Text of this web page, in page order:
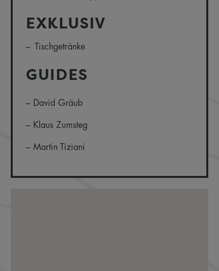
EXKLUSIV
Tischgetränke
GUIDES
– David Gräub
– Klaus Zumsteg
– Martin Tiziani